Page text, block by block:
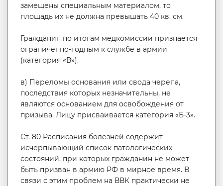
замещены специальным материалом, то
площадь их не должна превышать 40 кв. см.
Гражданин по итогам медкомиссии признается
ограниченно-годным к службе в армии
(категория «В»).
в) Переломы основания или свода черепа,
последствия которых незначительны, не
являются основанием для освобождения от
призыва. Лицу присваивается категория «Б-3».
Ст. 80 Расписания болезней содержит
исчерпывающий список патологических
состояний, при которых гражданин не может
быть призван в армию РФ в мирное время. В
связи с этим проблем на ВВК практически не